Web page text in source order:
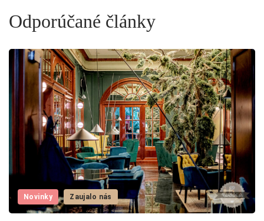
Odporúčané články
Novinky Zaujalo nás